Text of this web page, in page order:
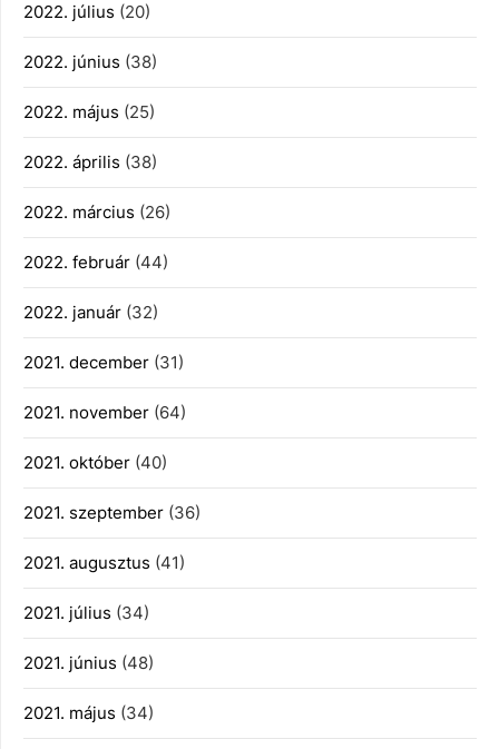
2022. július (20)
2022. június (38)
2022. május (25)
2022. április (38)
2022. március (26)
2022. február (44)
2022. január (32)
2021. december (31)
2021. november (64)
2021. október (40)
2021. szeptember (36)
2021. augusztus (41)
2021. július (34)
2021. június (48)
2021. május (34)